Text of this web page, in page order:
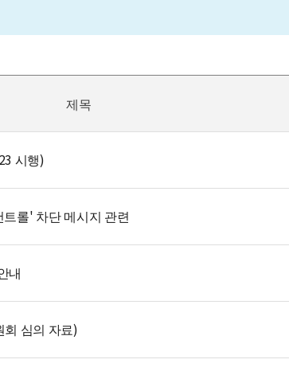
제목
시행)
롤' 차단 메시지 관련
내
심의 자료)